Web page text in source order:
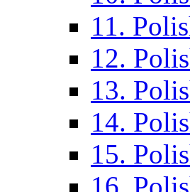
11.
12.
13.
14.
15.
16.